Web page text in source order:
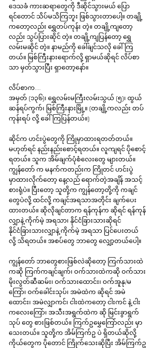
ဒေသခံ ကားဆရာတွေကို ဒီဆိုင်သွားမယ် ပြော
ရင်တောင် သိပ်မသိကြဘူး ဖြစ်သွားတာပေါ့။ တချို့
ကတော့လည်း ရွှေတပ်ကုန်း တဲ့။ တချို့ကျတော့
လည်း သွပ်ပြားဆိုင် တဲ့။ တချို့ကျပြန်တော့ ရွှေ
လမ်းမဆိုင် တဲ့။ နာမည်ကို ခေါ်ချင်သလို ခေါ်ကြ
တယ်။ မြစ်ကြီးနားရောက်လို့ ရှာမယ်ဆိုရင် လိပ်စာ
သာ မှတ်သွားပြီး ရှာတော့နော်။
လိပ်စာက....
အမှတ် (၁၃၆)၊ ရွှေလမ်းမကြီးလမ်းသွယ် (၅)၊ ထွယ်
ဆန်ရပ်ကွက်၊ မြစ်ကြီးနားမြို့။ (တချို့ကလည်း တပ်
ကုန်းရပ် လို့ ခေါ်ကြပြန်တယ်။)
ဆိုင်က ဟင်းပွဲတွေကို ကြိုမှာထားရတတ်တယ်။
မဟုတ်ရင် နည်းနည်းစောင့်ရတယ်။ လူကျရင် ပိုစောင့်
ရတယ်။ သူက အိမ်ချက်ပုံစံလေးတွေ များတယ်။
ကျွန်တော် က မနက်ကတည်းက ကြိုတင် ဟင်းပွဲ
မှာထားလိုက်တော့ နေ့လည် ရောက်တဲ့အချိန် အသင့်
စားရုံပဲ။ ပြီးတော့ သူတို့က ကျွန်တော့တို့ကို ကချင်
တွေပဲလို့ ထင်လို့ ကချင်အရသာအတိုင်း ချက်ပေး
ထားတယ်။ ဆိုလိုချင်တာက ရန်ကုန်က ဆိုရင် ရန်ကုန်
လျှာနဲ့ ကိုက်မဲ့ အရသာ၊ နိုင်ငံခြားသားဆိုရင်
နိုင်ငံခြားသားလျှာနဲ့ ကိုက်မဲ့ အရသာ ပြင်ပေးတယ်
လို့ သိရတယ်။ အစပ်တွေ ဘာတွေ လျှော့တယ်ပေါ့။
ကျွန်တော် ဘာတွေစားဖြစ်လဲဆိုတော့ ကြက်သားထဲ
ကဆို ကြက်ကချင်ချက်၊ ဝက်သားထဲကဆို ဝက်သား
မိုးလွတ်ဆီဆမ်း၊ ဝက်သားထောင်း၊ ဝက်အူနု/မ
ကြော်၊ ဝက်ခေါင်းသုပ်၊ အမဲထဲက ဆိုရင် အမဲ
ထောင်း၊ အမဲလျှာကင်၊ ငါးထဲကတော့ ငါးကင် နဲ့ ငါး
ကလေးကြော်၊ အသီးအရွက်ထဲက ဆို မြင်းခွာရွက်
သုပ် တွေ စားဖြစ်တယ်။ ကြက်ဥမွှေကြော်လည်း မှာ
သေးတယ်။ သူတို့က အိမ်ကြက်ဥ ပဲ ရှိတယ်ဆိုလို့
ကိုယ်တွေက ပိုတောင် ကြိုက်သေးဆိုပြီး အိမ်ကြက်ဥ